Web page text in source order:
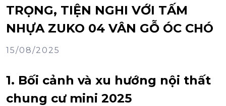
TRỌNG, TIỆN NGHI VỚI TẤM
NHỰA ZUKO 04 VÂN GỖ ÓC CHÓ
15/08/2025
1. Bối cảnh và xu hướng nội thất
chung cư mini 2025